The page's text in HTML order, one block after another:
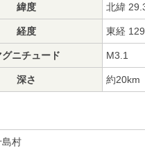
緯度 北緯
経度 東経
グニチュード M3.1
深さ 約20km
島村